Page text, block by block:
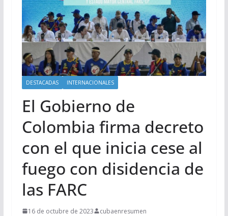
DESTACADAS INTERNACIONALES
El Gobierno de
Colombia firma decreto
con el que inicia cese al
fuego con disidencia de
las FARC
16 de octubre de 2023 cubaenresumen